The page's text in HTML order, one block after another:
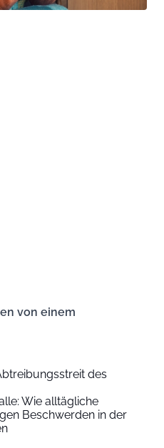
von einem
des
Wie alltägliche
Beschwerden in der